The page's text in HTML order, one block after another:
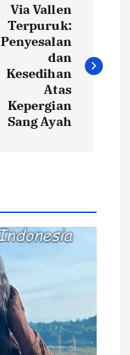
Via Vallen
Terpuruk:
Penyesalan
dan
Kesedihan
Atas
Kepergian
Sang Ayah